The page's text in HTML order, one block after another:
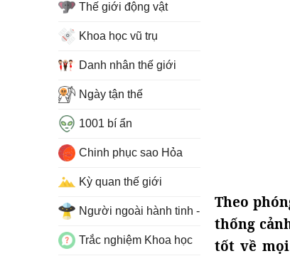
Theo
thống
tốt về
Thế giới động vật
Khoa học vũ trụ
Danh nhân thế giới
Ngày tận thế
1001 bí ẩn
Chinh phục sao Hỏa
Kỳ quan thế giới
Người ngoài hành tinh - UFO
Trắc nghiệm Khoa học